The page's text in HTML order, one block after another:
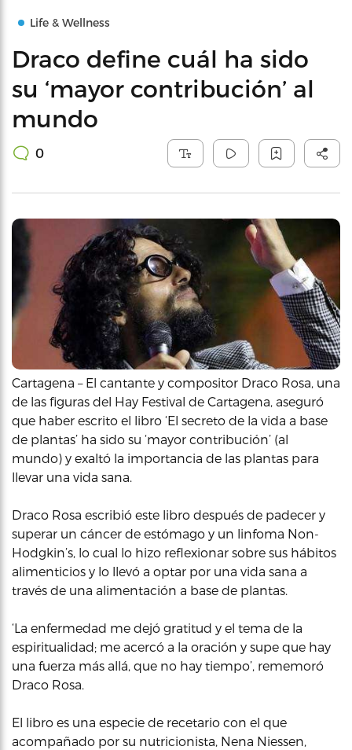
Life & Wellness
Draco define cuál ha sido
su ‘mayor contribución’ al
mundo
0
Cartagena – El cantante y compositor Draco Rosa, una
de las figuras del Hay Festival de Cartagena, aseguró
que haber escrito el libro ‘El secreto de la vida a base
de plantas’ ha sido su ‘mayor contribución’ (al
mundo) y exaltó la importancia de las plantas para
llevar una vida sana.
Draco Rosa escribió este libro después de padecer y
superar un cáncer de estómago y un linfoma Non-
Hodgkin’s, lo cual lo hizo reflexionar sobre sus hábitos
alimenticios y lo llevó a optar por una vida sana a
través de una alimentación a base de plantas.
‘La enfermedad me dejó gratitud y el tema de la
espiritualidad; me acercó a la oración y supe que hay
una fuerza más allá, que no hay tiempo’, rememoró
Draco Rosa.
El libro es una especie de recetario con el que
acompañado por su nutricionista, Nena Niessen,